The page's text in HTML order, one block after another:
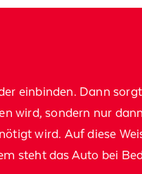
einbinden. Dann
wird, sondern nur
wird. Auf diese
steht das Auto bei